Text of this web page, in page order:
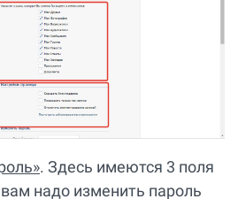
. Здесь имеются 3 поля
вам надо изменить пароль